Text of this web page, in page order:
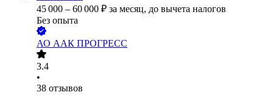
45 000 – 60 000 ₽ за месяц, до вычета налогов
Без опыта
АО ААК ПРОГРЕСС
3.4
•
38 отзывов